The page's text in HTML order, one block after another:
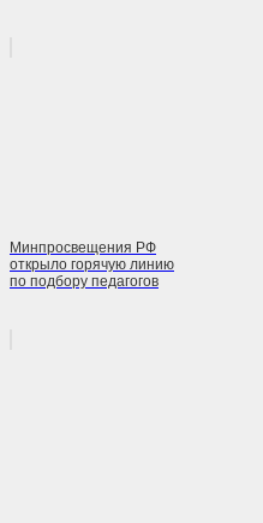
Минпросвещения РФ
открыло горячую линию
по подбору педагогов